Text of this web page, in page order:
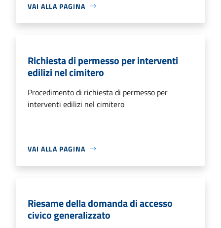
VAI ALLA PAGINA
Richiesta di permesso per interventi
edilizi nel cimitero
Procedimento di richiesta di permesso per
interventi edilizi nel cimitero
VAI ALLA PAGINA
Riesame della domanda di accesso
civico generalizzato